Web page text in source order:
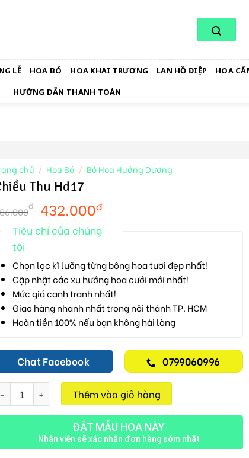
LỄ HOA BÓ HOA KHAI TRƯƠNG LAN HỒ ĐIỆP HOA
HƯỚNG DẪN THANH TOÁN
chủ / Hoa Bó / Bó Hoa Hướng Dương
Thu Hd17
₫ 432.000₫
Tiêu chí của chúng
tôi
Chọn lọc kĩ lưỡng từng bông hoa tươi đẹp nhất!
Cập nhật các xu hướng hoa cưới mới nhất!
Mức giá cạnh tranh nhất!
Giao hàng nhanh nhất trong nội thành TP. HCM
Hoàn tiền 100% nếu bạn không hài lòng
Chat Facebook 0799060996
Chiều Thu Hd17 số lượngThêm vào giỏ hàng
ĐẶT MẪU HOA NÀY
Nhân viên sẽ xác nhận đơn hàng sớm nhất